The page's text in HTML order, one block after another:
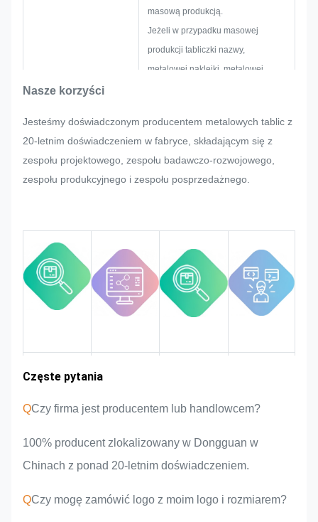
masową produkcją.
Jeżeli w przypadku masowej
produkcji tabliczki nazwy,
metalowej naklejki, metalowej
postaramy się jak najlepiej je
zaspokoić, jeśli można je
zmodyfikować.
Będziemy monitorować i
wymogów jakości.
Nasze korzyści
Jesteśmy doświadczonym producentem metalowych tablic z
20-letnim doświadczeniem w fabryce, składającym się z
zespołu projektowego, zespołu badawczo-rozwojowego,
zespołu produkcyjnego i zespołu posprzedażnego.
Doświadczenie
Obszar rynku
Częste pytania
QCzy firma jest producentem lub handlowcem?
100% producent zlokalizowany w Dongguan w
Chinach z ponad 20-letnim doświadczeniem.
QCzy mogę zamówić logo z moim logo i rozmiarem?